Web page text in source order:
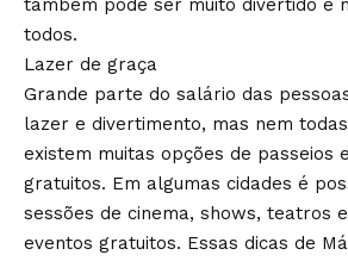
também pode ser muito divertido e
todos.
Lazer de graça
Grande parte do salário das
lazer e divertimento, mas nem
existem muitas opções de passeios
gratuitos. Em algumas cidades é
sessões de cinema, shows, teatros
eventos gratuitos. Essas dicas de